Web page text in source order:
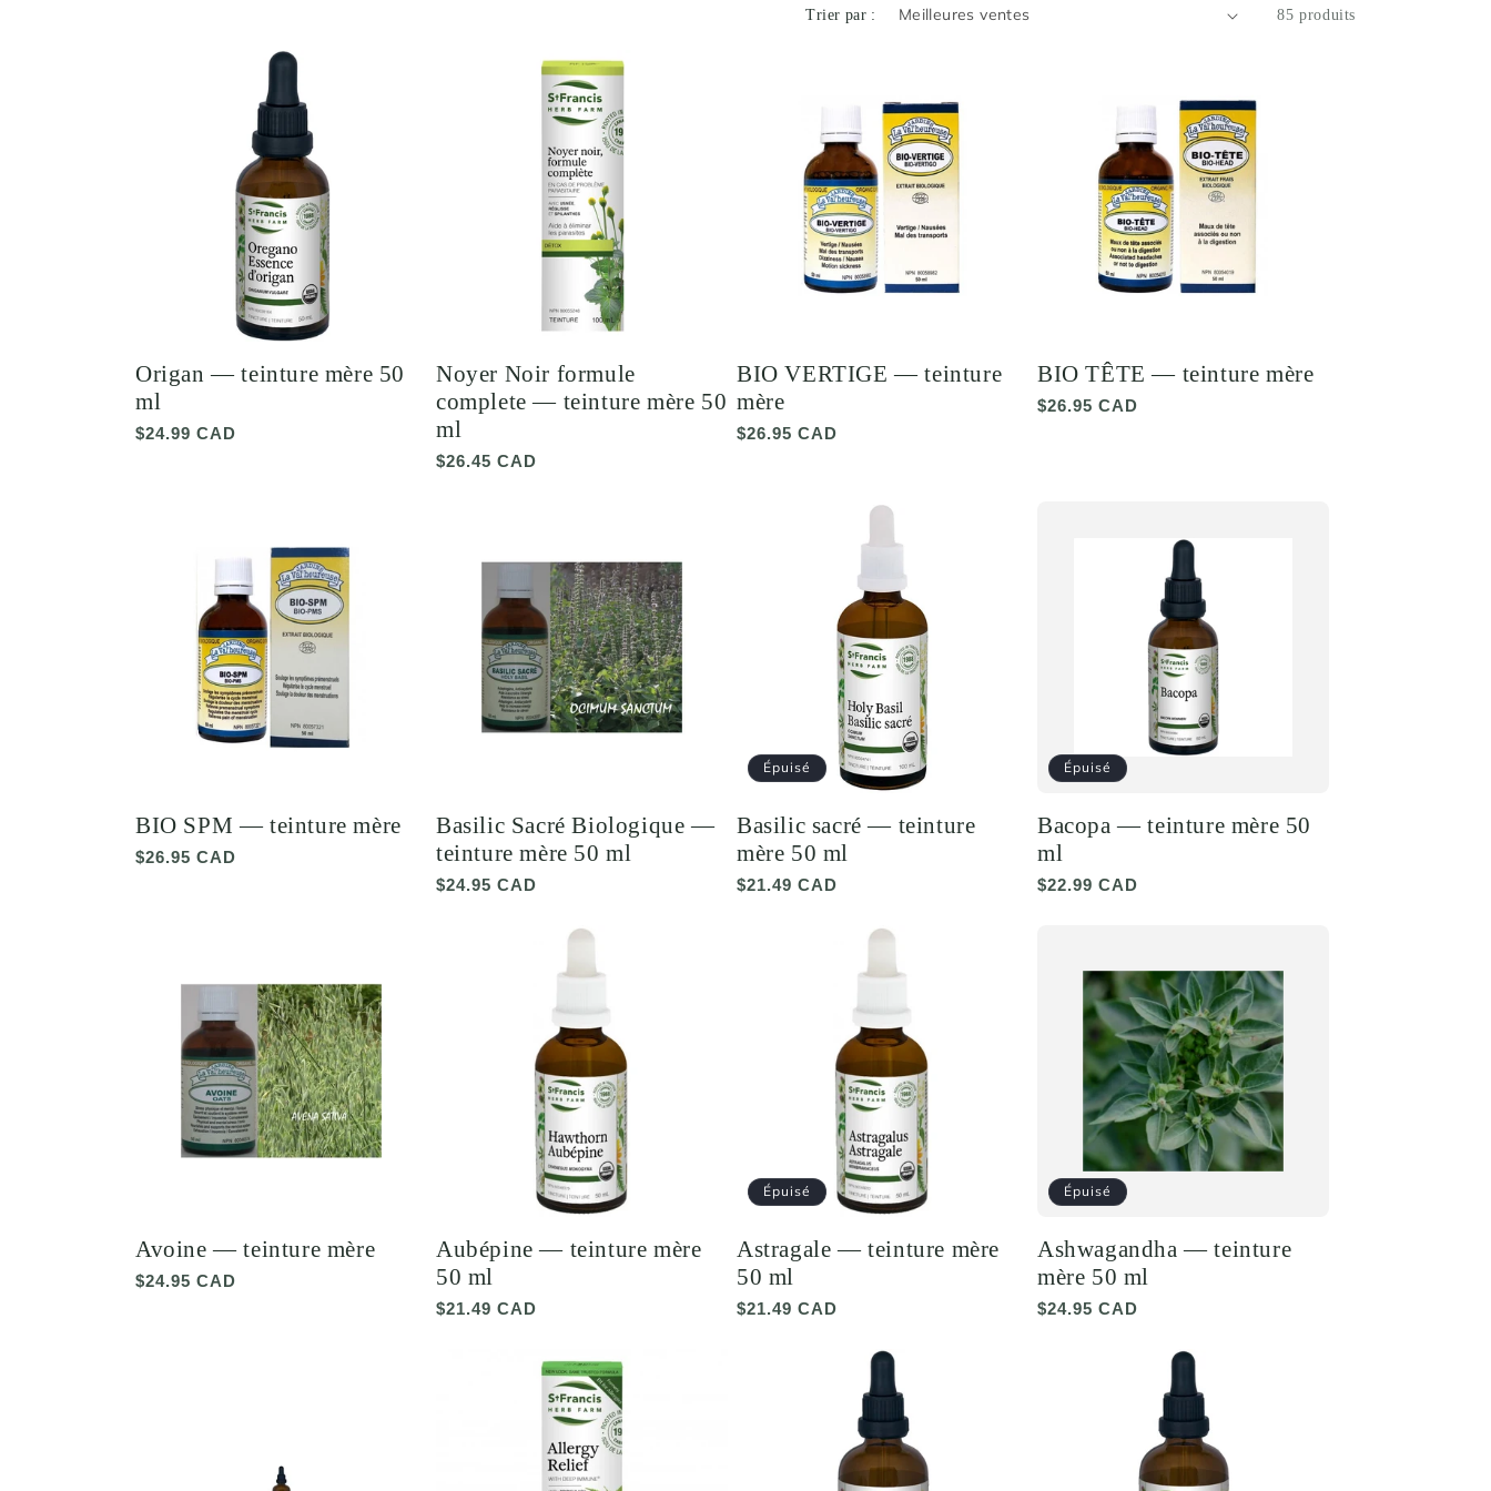
Trier par : 85 produits
Origan — teinture mère 50
ml
Prix
$24.99 CAD
Noyer Noir formule
complete — teinture mère 50
ml
Prix
$26.45 CAD
BIO VERTIGE — teinture
mère
Prix
$26.95 CAD
BIO TÊTE — teinture mère
Prix
$26.95 CAD
BIO SPM — teinture mère
Prix
$26.95 CAD
Basilic Sacré Biologique —
teinture mère 50 ml
Prix
$24.95 CAD
Épuisé
Basilic sacré — teinture
mère 50 ml
Prix
$21.49 CAD
Épuisé
Bacopa — teinture mère 50
ml
Prix
$22.99 CAD
Avoine — teinture mère
Prix
$24.95 CAD
Aubépine — teinture mère
50 ml
Prix
$21.49 CAD
Épuisé
Astragale — teinture mère
50 ml
Prix
$21.49 CAD
Épuisé
Ashwagandha — teinture
mère 50 ml
Prix
$24.95 CAD